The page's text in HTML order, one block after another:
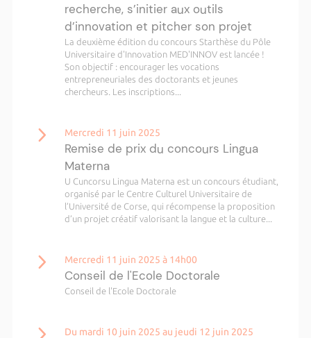
recherche, s’initier aux outils
d’innovation et pitcher son projet
La deuxième édition du concours Starthèse du Pôle
Universitaire d'Innovation MED'INNOV est lancée !
Son objectif : encourager les vocations
entrepreneuriales des doctorants et jeunes
chercheurs. Les inscriptions...
Mercredi 11 juin 2025
Remise de prix du concours Lingua
Materna
U Cuncorsu Lingua Materna est un concours étudiant,
organisé par le Centre Culturel Universitaire de
l’Université de Corse, qui récompense la proposition
d’un projet créatif valorisant la langue et la culture...
Mercredi 11 juin 2025 à 14h00
Conseil de l'Ecole Doctorale
Conseil de l'Ecole Doctorale
Du mardi 10 juin 2025 au jeudi 12 juin 2025